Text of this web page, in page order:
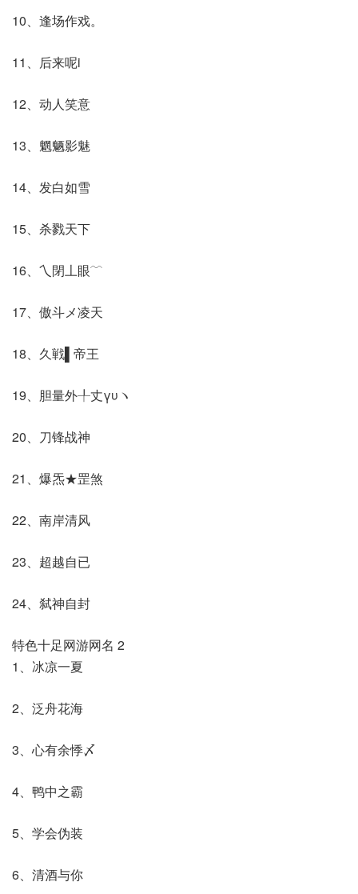
10、逢场作戏。
11、后来呢i
12、动人笑意
13、魍魉影魅
14、发白如雪
15、杀戮天下
16、乀閉丄眼﹋
17、傲斗メ凌天
18、久戦▌帝王
19、胆量外╀丈γυヽ
20、刀锋战神
21、爆炁★罡煞
22、南岸清风
23、超越自已
24、弑神自封
特色十足网游网名 2
1、冰凉一夏
2、泛舟花海
3、心有余悸〆
4、鸭中之霸
5、学会伪装
6、清酒与你